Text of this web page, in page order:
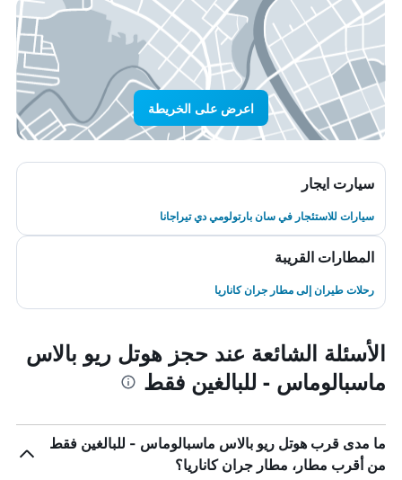
اعرض على الخريطة
سيارت ايجار
سيارات للاستئجار في سان بارتولومي دي تيراجانا
المطارات القريبة
رحلات طيران إلى مطار جران كاناريا
الأسئلة الشائعة عند حجز هوتل ريو بالاس
ماسبالوماس - للبالغين فقط
ما مدى قرب هوتل ريو بالاس ماسبالوماس - للبالغين فقط
من أقرب مطار، مطار جران كاناريا؟